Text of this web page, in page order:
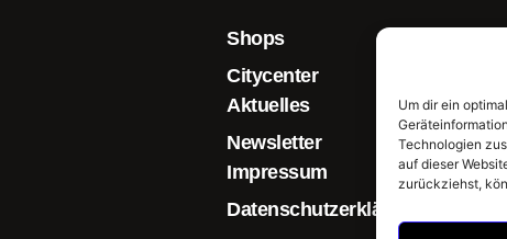
Um dir ein
Technologien
auf dieser
zurückziehst,
Shops
Citycenter
Aktuelles
Newsletter
Impressum
Datenschutzerklärung